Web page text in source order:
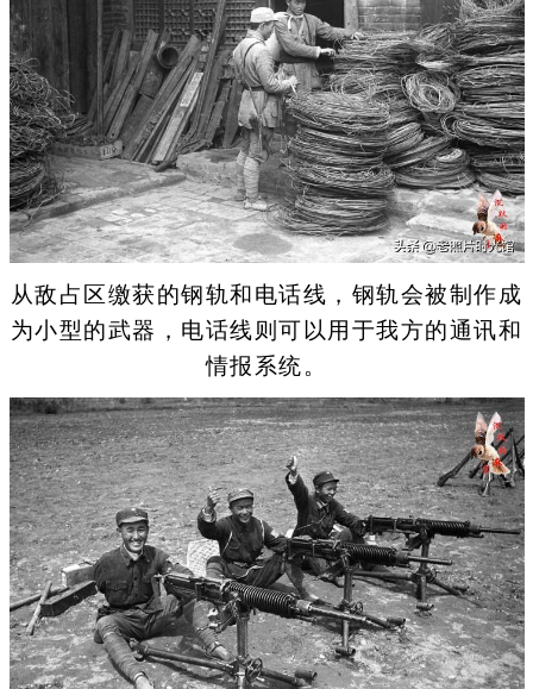
从敌占区缴获的钢轨和电话线，钢轨会被制作成
为小型的武器，电话线则可以用于我方的通讯和
情报系统。